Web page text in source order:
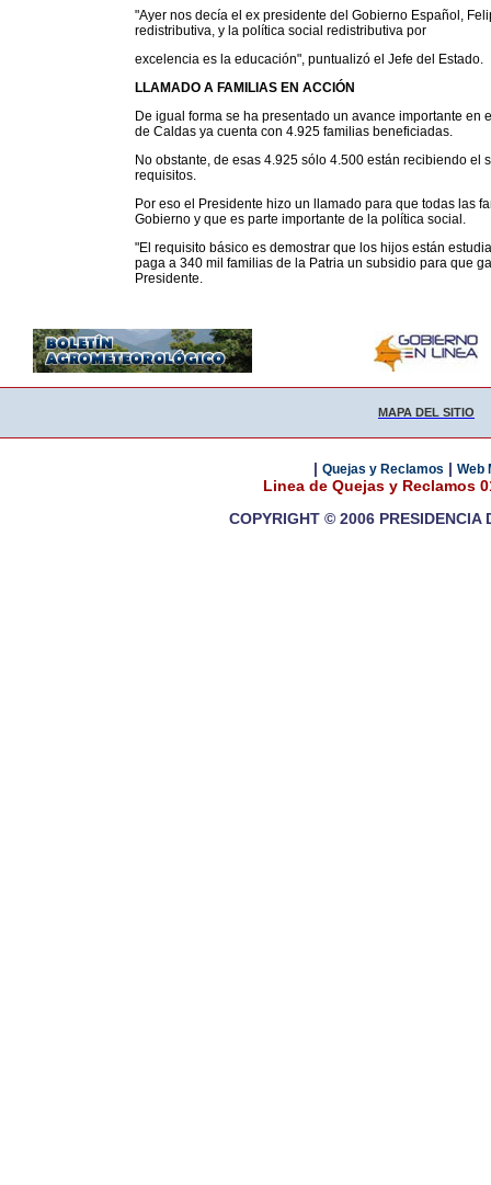
"Ayer nos decía el ex presidente del Gobierno Español,
redistributiva, y la política social redistributiva por
excelencia es la educación", puntualizó el Jefe del Estado.
LLAMADO A FAMILIAS EN ACCIÓN
De igual forma se ha presentado un avance importante
de Caldas ya cuenta con 4.925 familias beneficiadas.
No obstante, de esas 4.925 sólo 4.500 están recibiendo
requisitos.
Por eso el Presidente hizo un llamado para que todas las
Gobierno y que es parte importante de la política social.
"El requisito básico es demostrar que los hijos están
paga a 340 mil familias de la Patria un subsidio para que
Presidente.
MAPA DEL SITIO
| Quejas y Reclamos | Web
Linea de Quejas y Reclamos
COPYRIGHT © 2006 PRESIDENCIA